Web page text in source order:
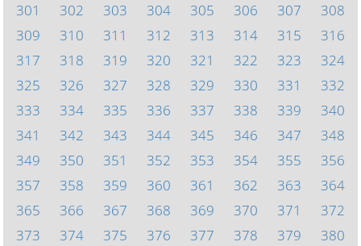
301
302 303 304 305 306 307
308
309
310 311 312 313 314 315
316
317
318 319 320 321 322 323
324
325
326 327 328 329 330 331
332
333
334 335 336 337 338 339
340
341
342 343 344 345 346 347
348
349
350 351 352 353 354 355
356
357
358 359 360 361 362 363
364
365
366 367 368 369 370 371
372
373
374 375 376 377 378 379 380